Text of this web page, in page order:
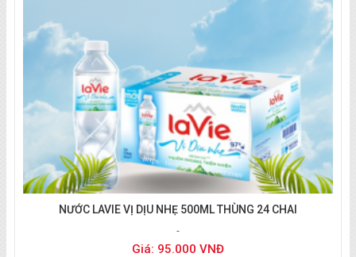
Liên hệ đặt nước:0933 494 804
NƯỚC LAVIE VỊ DỊU NHẸ 500ML THÙNG 24 CHAI
Giá: 95.000 VNĐ